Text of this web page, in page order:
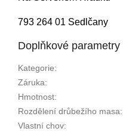
793 264 01 Sedlčany
Doplňkové parametry
Kategorie:
Záruka:
Hmotnost:
Rozdělení drůbežího masa:
Vlastní chov: